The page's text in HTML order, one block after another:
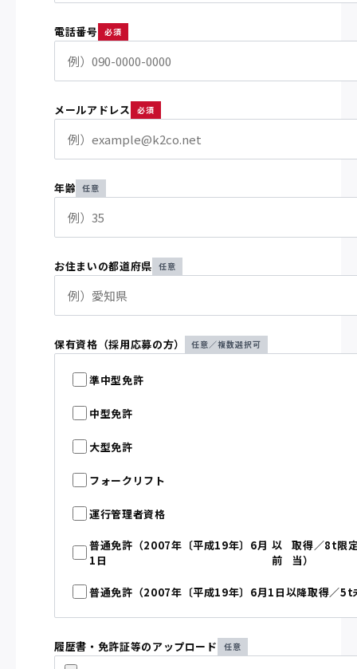
電話番号 必須
メールアドレス 必須
年齢 任意
お住まいの都道府県 任意
保有資格（採用応募の方） 任意／複数選択可
準中型免許
中型免許
大型免許
フォークリフト
運行管理者資格
普通免許（2007年〔平成19年〕6月
1日
以
前
取得／8t限
当）
普通免許（2007年〔平成19年〕6月1日以降取得／5t
履歴書・免許証等のアップロード 任意